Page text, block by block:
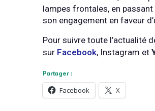
lampes frontales, en passant
son engagement en faveur
Pour suivre toute l’actualité
sur Facebook, Instagram et
Partager :
Facebook X